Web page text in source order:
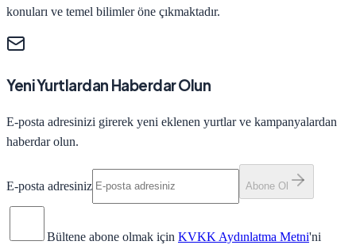
konuları ve temel bilimler öne çıkmaktadır.
Yeni Yurtlardan Haberdar Olun
E-posta adresinizi girerek yeni eklenen yurtlar ve kampanyalardan
haberdar olun.
E-posta adresiniz Abone Ol
Bültene abone olmak için KVKK Aydınlatma Metni'ni